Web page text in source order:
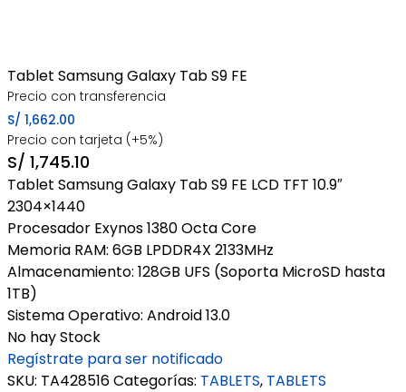
Tablet Samsung Galaxy Tab S9 FE
Precio con transferencia
S/ 1,662.00
Precio con tarjeta (+5%)
S/ 1,745.10
Tablet Samsung Galaxy Tab S9 FE LCD TFT 10.9″
2304×1440
Procesador Exynos 1380 Octa Core
Memoria RAM: 6GB LPDDR4X 2133MHz
Almacenamiento: 128GB UFS (Soporta MicroSD hasta
1TB)
Sistema Operativo: Android 13.0
No hay Stock
Regístrate para ser notificado
SKU: TA428516Categorías: TABLETS, TABLETS